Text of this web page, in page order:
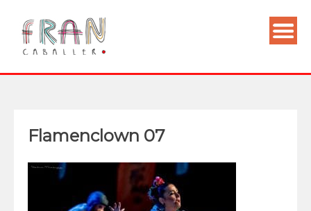
Flamenclown 07